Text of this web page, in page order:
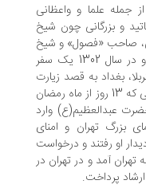
و واعظانی
چون شیخ
«فصول» و شیخ
اسماعیل بن اسدالله کاظمی شاگردی کرد. او در سال 1302 یک سفر
به قصد زیارت
علی بن موسی الرضا(ع) حرکت کرد و در حالی که 13 روز از ماه رمضان
وارد
تهران و امنای
رفتند و درخواست
آمد و در تهران در